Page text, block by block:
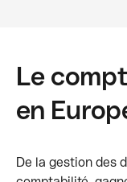
Le
en
De la gestion des